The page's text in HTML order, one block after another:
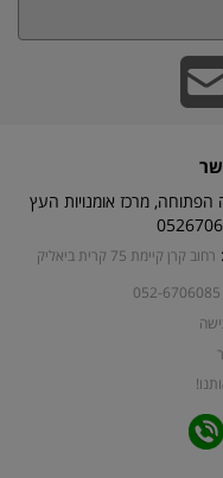
הפתוחה, מרכז אומנויות העץ
רחוב קרן קיימת 75 קרית ביאליק
052-6706085